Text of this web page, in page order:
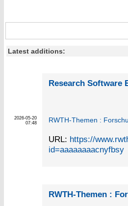
Latest additions:
2026-05-20
07:48
Research Software
RWTH-Themen :
URL: https://
id=aaaaaaaacnyfbsy
RWTH-Themen :